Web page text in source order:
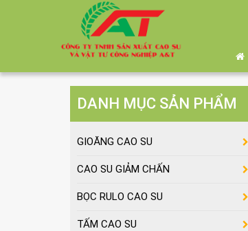
DANH MỤC SẢN PHẨM
GIOĂNG CAO SU
CAO SU GIẢM CHẤN
BỌC RULO CAO SU
TẤM CAO SU